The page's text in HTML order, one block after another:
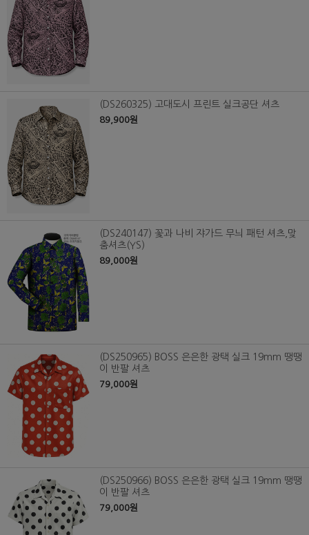
(DS260325) 고대도시 프린트 실크공단 셔츠
89,900원
(DS240147) 꽃과 나비 쟈가드 무늬 패턴 셔츠,맞
춤셔츠(YS)
89,000원
(DS250965) BOSS 은은한 광택 실크 19mm 땡땡
이 반팔 셔츠
79,000원
(DS250966) BOSS 은은한 광택 실크 19mm 땡땡
이 반팔 셔츠
79,000원